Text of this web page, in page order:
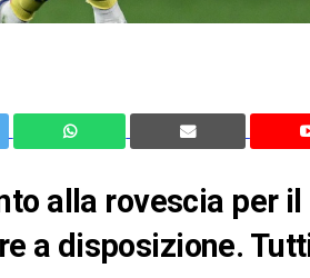
alla rovescia per
a disposizione.